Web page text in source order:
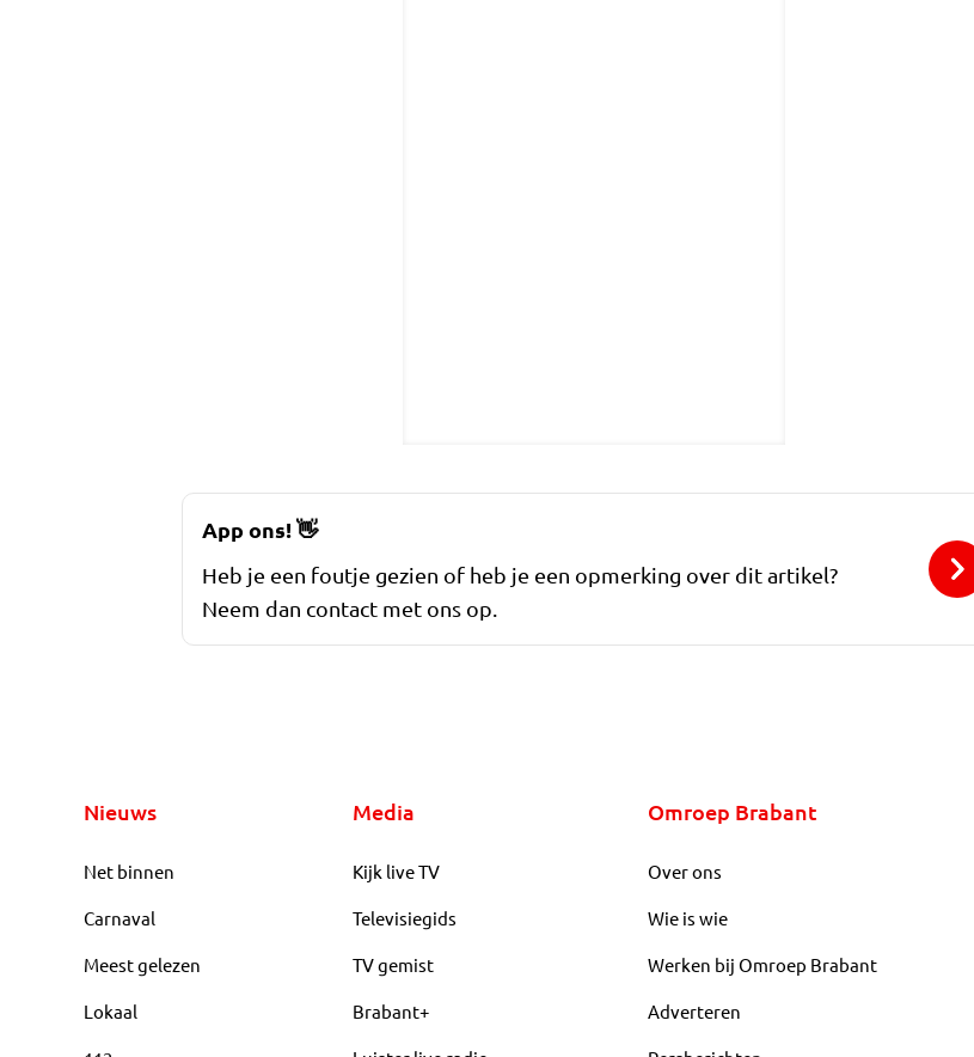
App ons!👋
Heb je een foutje gezien of heb je een opmerking over dit artikel?
Neem dan contact met ons op.
Nieuws
Net binnen
Carnaval
Meest gelezen
Lokaal
Media
Kijk live TV
Televisiegids
TV gemist
Brabant+
Omroep Brabant
Over ons
Wie is wie
Werken bij Omroep Brabant
Adverteren